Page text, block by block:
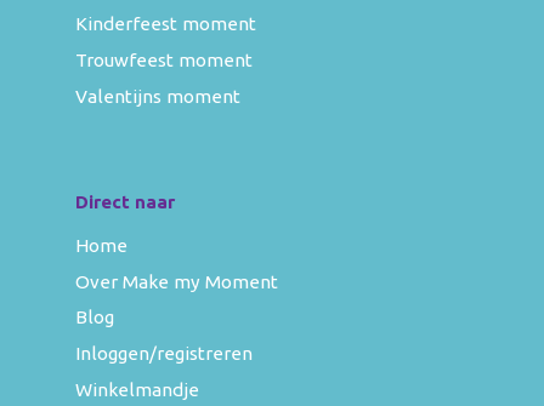
Kinderfeest moment
Trouwfeest moment
Valentijns moment
Direct naar
Home
Over Make my Moment
Blog
Inloggen/registreren
Winkelmandje